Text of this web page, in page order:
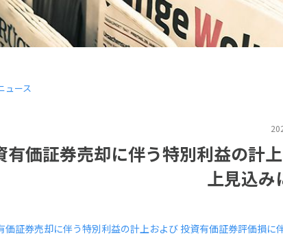
ュース
有価証券売却に伴う特別利益の計
上見込み
価証券売却に伴う特別利益の計上および 投資有価証券評価損に